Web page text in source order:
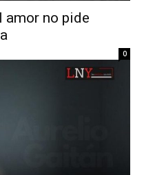
amor no pide
0